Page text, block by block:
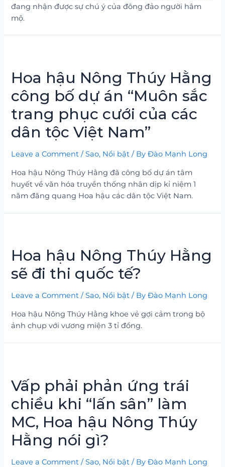
đang nhận được sự chú ý của đông đảo người hâm
mộ.
Hoa hậu Nông Thúy Hằng
công bố dự án “Muôn sắc
trang phục cưới của các
dân tộc Việt Nam”
Leave a Comment /Sao, Nổi bật / ByĐào Mạnh Long
Hoa hậu Nông Thúy Hằng đã công bố dự án tâm
huyết về văn hóa truyền thống nhân dịp kỉ niệm 1
năm đăng quang Hoa hậu các dân tộc Việt Nam.
Hoa hậu Nông Thúy Hằng
sẽ đi thi quốc tế?
Leave a Comment /Sao, Nổi bật / ByĐào Mạnh Long
Hoa hậu Nông Thúy Hằng khoe vẻ gợi cảm trong bộ
ảnh chụp với vương miện 3 tỉ đồng.
Vấp phải phản ứng trái
chiều khi “lấn sân” làm
MC, Hoa hậu Nông Thúy
Hằng nói gì?
Leave a Comment /Sao, Nổi bật / ByĐào Mạnh Long